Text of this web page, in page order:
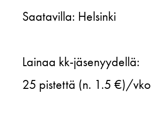
Saatavilla: Helsinki
Collective
Pääkoru,
Lainaa kk-jäsenyydellä:
25 pistettä (n. 1.5 €)/vko